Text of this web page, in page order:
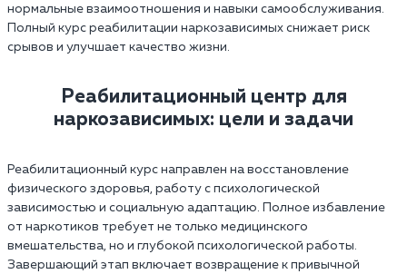
нормальные взаимоотношения и навыки самообслуживания.
Полный курс реабилитации наркозависимых снижает риск
срывов и улучшает качество жизни.
Реабилитационный центр для
наркозависимых: цели и задачи
Реабилитационный курс направлен на восстановление
физического здоровья, работу с психологической
зависимостью и социальную адаптацию. Полное избавление
от наркотиков требует не только медицинского
вмешательства, но и глубокой психологической работы.
Завершающий этап включает возвращение к привычной